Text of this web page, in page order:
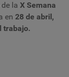
la X Semana
en 28 de abril,
trabajo.